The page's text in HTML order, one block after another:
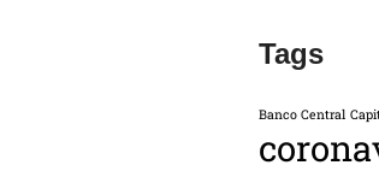
Tags
Banco Central